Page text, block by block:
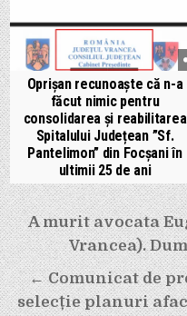
Oprișan recunoaște că n-a
făcut nimic pentru
consolidarea și reabilitarea
Spitalului Județean ”Sf.
Pantelimon” din Focșani în
ultimii 25 de ani
Navigare
în
articole
A murit avocata
Vrancea).
← Comunicat de
selecție planuri